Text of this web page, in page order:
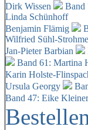
Dirk Wissen
Band
Linda Schünhoff
Benjamin Flämig
Wilfried Sühl-
Jan-Pieter Barbian
Band 61: Martina
Karin Holste-
Ursula Georgy
Band 47: Eike